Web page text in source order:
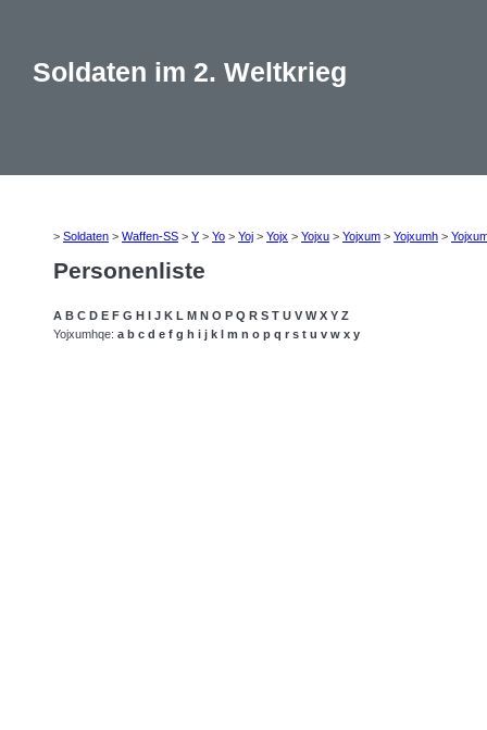
Soldaten im 2. Weltkrieg
> Soldaten > Waffen-SS > Y > Yo > Yoj > Yojx > Yojxu > Yojxum > Yojxumh >
Personenliste
A B C D E F G H I J K L M N O P Q R S T U V W X Y Z
Yojxumhqe: a b c d e f g h i j k l m n o p q r s t u v w x y